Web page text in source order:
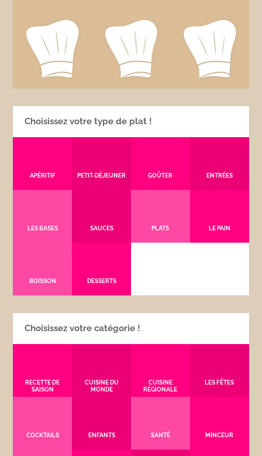
Choisissez votre type de plat !
APÉRITIF PETIT-DÉJEUNER GOÛTER ENTRÉES
LES BASES SAUCES PLATS LE PAIN
BOISSON DESSERTS
Choisissez votre catégorie !
RECETTE DE
SAISON
CUISINE DU
MONDE
CUISINE
RÉGIONALE
LES FÊTES
COCKTAILS ENFANTS SANTÉ MINCEUR